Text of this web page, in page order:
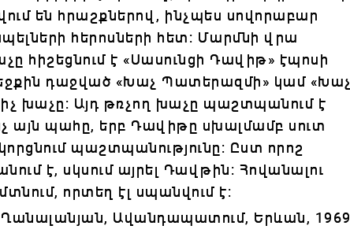
են հրաշքներով, ինչպես սովորաբար
հերոսների հետ: Մարմնի վրա
է «Սասունցի Դավիթ» էպոսի
դաջված «Խաչ Պատերազմի» կամ «Խաչ
խաչը: Այդ թռչող խաչը պաշտպանում է
այն պահը, երբ Դավիթը սխալմամբ սուտ
պաշտպանությունը: Ըստ որոշ
է, սկսում այրել Դավթին: Հովանալու
որտեղ էլ սպանվում է:
Ղանալանյան, Ավանդապատում, Երևան,